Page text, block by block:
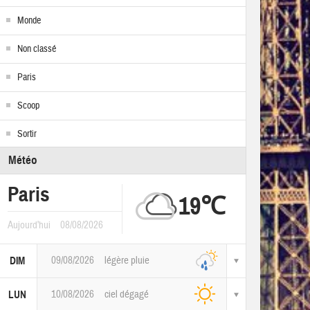
Monde
Non classé
Paris
Scoop
Sortir
Météo
Paris
Aujourd'hui 08/08/2026
19℃
DIM 09/08/2026 légère pluie
LUN 10/08/2026 ciel dégagé